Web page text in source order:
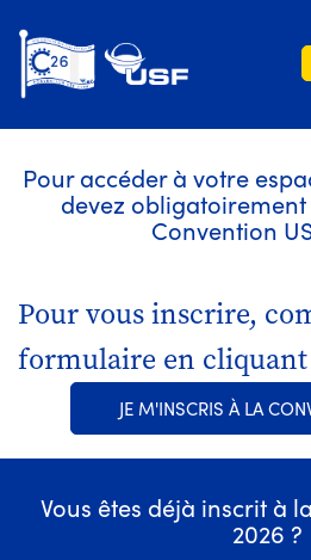
Pour accéder à votre
devez
Convention
Pour vous inscrire,
formulaire en cliquant
JE M'INSCRIS À LA
Vous êtes déjà inscrit à
2026 ?